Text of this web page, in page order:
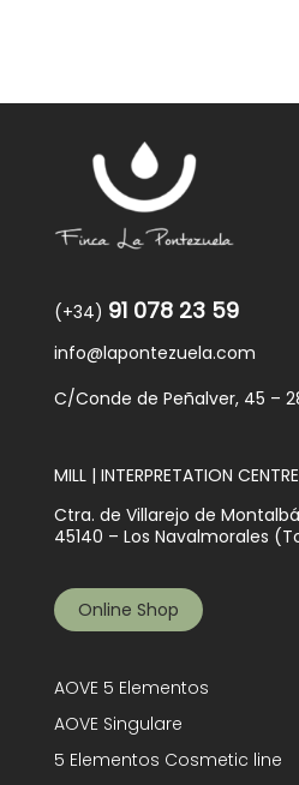
(+34) 91 078 23 59
info@lapontezuela.com
C/Conde de Peñalver, 45 –
MILL | INTERPRETATION
Ctra. de Villarejo de
45140 – Los Navalmorales
Online Shop
AOVE 5 Elementos
AOVE Singulare
5 Elementos Cosmetic line